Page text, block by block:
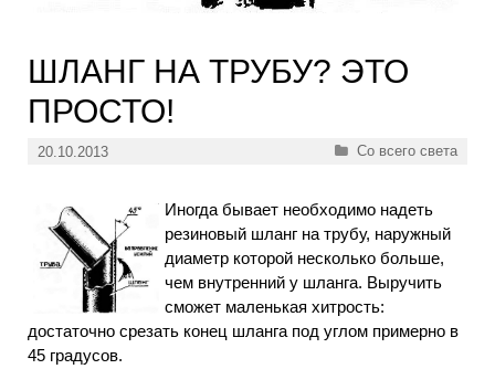
ШЛАНГ НА ТРУБУ? ЭТО
ПРОСТО!
20.10.2013 Рубрики
Со всего света
Иногда бывает необходимо надеть
резиновый шланг на трубу, наружный
диаметр которой несколько больше,
чем внутренний у шланга. Выручить
сможет маленькая хитрость:
достаточно срезать конец шланга под углом примерно в
45 градусов.